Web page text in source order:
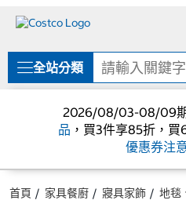
單
全站分類
2026/08/03-08/09
品 ，買3件享85折，買
優惠券注
首頁 家具餐廚 寢具家飾 地毯